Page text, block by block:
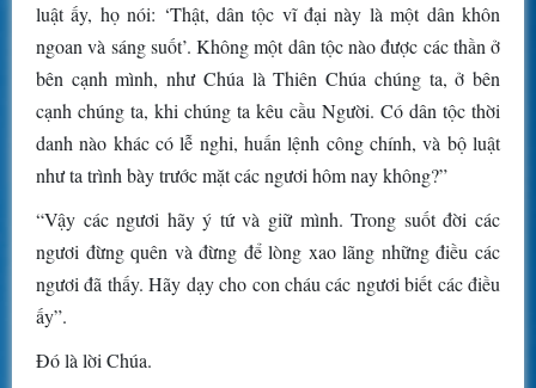
luật ấy, họ nói: ‘Thật, dân tộc vĩ đại này là một dân khôn
ngoan và sáng suốt’. Không một dân tộc nào được các thần ở
bên cạnh mình, như Chúa là Thiên Chúa chúng ta, ở bên
cạnh chúng ta, khi chúng ta kêu cầu Người. Có dân tộc thời
danh nào khác có lễ nghi, huấn lệnh công chính, và bộ luật
như ta trình bày trước mặt các ngươi hôm nay không?”
“Vậy các ngươi hãy ý tứ và giữ mình. Trong suốt đời các
ngươi đừng quên và đừng để lòng xao lãng những điều các
ngươi đã thấy. Hãy dạy cho con cháu các ngươi biết các điều
ấy”.
Ðó là lời Chúa.